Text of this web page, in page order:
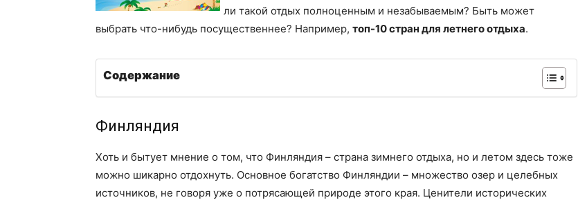
ли такой отдых полноценным и незабываемым? Быть может
выбрать что-нибудь посущественнее? Например, топ-10 стран для летнего отдыха.
Содержание
Финляндия
Хоть и бытует мнение о том, что Финляндия – страна зимнего отдыха, но и летом здесь тоже
можно шикарно отдохнуть. Основное богатство Финляндии – множество озер и целебных
источников, не говоря уже о потрясающей природе этого края. Ценители исторических